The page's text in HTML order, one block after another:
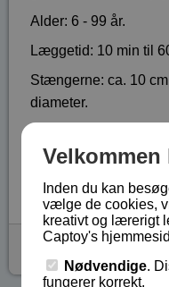
Alder: 6 - 99 år.
Læggetid: 10 min til
Stængerne: ca. 10
diameter.
Lagerstatus:På
Vare nr.:PHI-6101
kr 65,-
Inden du kan
vælge de cookies,
kreativt og lærerigt
Captoy's
Nødvendige.
fungerer korrekt.